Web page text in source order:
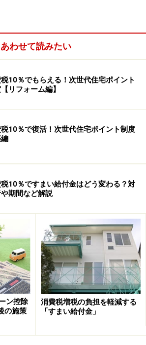
あわせて読みたい
10％でもらえる！次世代住宅ポイント
リフォーム編】
10％で復活！次世代住宅ポイント制度
10％ですまい給付金はどう変わる？対
期間など解説
ン控除
の施策
消費税増税の負担を軽減する
「すまい給付金」